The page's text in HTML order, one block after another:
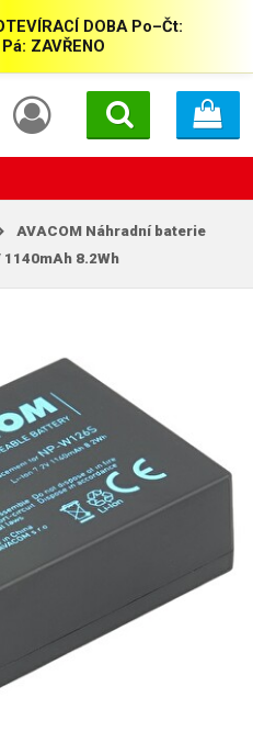
DOBA Po–Čt:
ZAVŘENO
AVACOM Náhradní baterie
8.2Wh